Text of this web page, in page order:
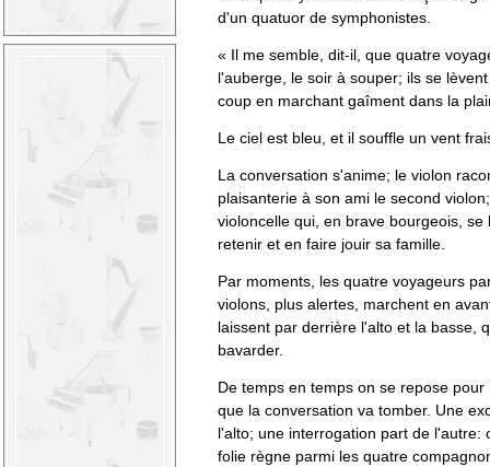
d'un quatuor de symphonistes.
« Il me semble, dit-il, que quatre
l'auberge, le soir à souper; ils se
coup en marchant gaîment dans la
Le ciel est bleu, et il souffle un vent
La conversation s'anime; le violon
plaisanterie à son ami le second
violoncelle qui, en brave bourgeois,
retenir et en faire jouir sa famille.
Par moments, les quatre voyageurs
violons, plus alertes, marchent en
laissent par derrière l'alto et la basse,
bavarder.
De temps en temps on se repose
que la conversation va tomber. Une
l'alto; une interrogation part de l'autre:
folie règne parmi les quatre